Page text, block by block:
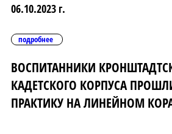
06.10.2023 г.
подробнее
ВОСПИТАННИКИ
КАДЕТСКОГО КОРПУСА
ПРАКТИКУ НА ЛИНЕЙНОМ